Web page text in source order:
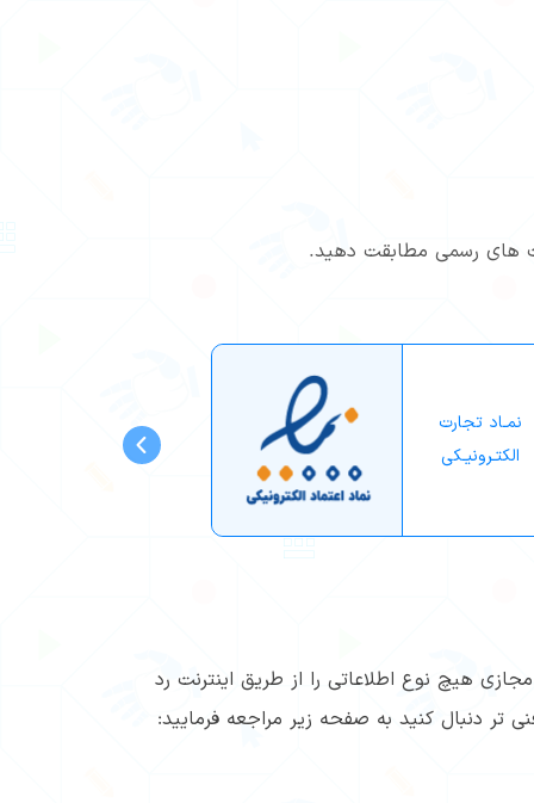
های رسمی مطابقت دهید.
نمـاد تجارت
الکتـرونیـکی
نرم‌افزار از شورای
هیچ نوع اطلاعاتی را از طریق اینترنت رد
تر دنبال کنید به صفحه زیر مراجعه فرمایید: